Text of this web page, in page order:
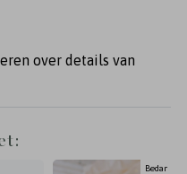
over details van